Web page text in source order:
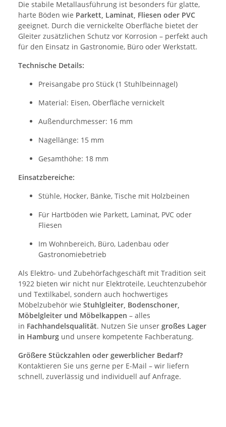
Die stabile Metallausführung ist besonders für glatte,
harte Böden wie Parkett, Laminat, Fliesen oder PVC
geeignet. Durch die vernickelte Oberfläche bietet der
Gleiter zusätzlichen Schutz vor Korrosion – perfekt auch
für den Einsatz in Gastronomie, Büro oder Werkstatt.
Technische Details:
Preisangabe pro Stück (1 Stuhlbeinnagel)
Material: Eisen, Oberfläche vernickelt
Außendurchmesser: 16 mm
Nagellänge: 15 mm
Gesamthöhe: 18 mm
Einsatzbereiche:
Stühle, Hocker, Bänke, Tische mit Holzbeinen
Für Hartböden wie Parkett, Laminat, PVC oder
Fliesen
Im Wohnbereich, Büro, Ladenbau oder
Gastronomiebetrieb
Als Elektro- und Zubehörfachgeschäft mit Tradition seit
1922 bieten wir nicht nur Elektroteile, Leuchtenzubehör
und Textilkabel, sondern auch hochwertiges
Möbelzubehör wie Stuhlgleiter, Bodenschoner,
Möbelgleiter und Möbelkappen – alles
in Fachhandelsqualität. Nutzen Sie unser großes Lager
in Hamburg und unsere kompetente Fachberatung.
Größere Stückzahlen oder gewerblicher Bedarf?
Kontaktieren Sie uns gerne per E-Mail – wir liefern
schnell, zuverlässig und individuell auf Anfrage.